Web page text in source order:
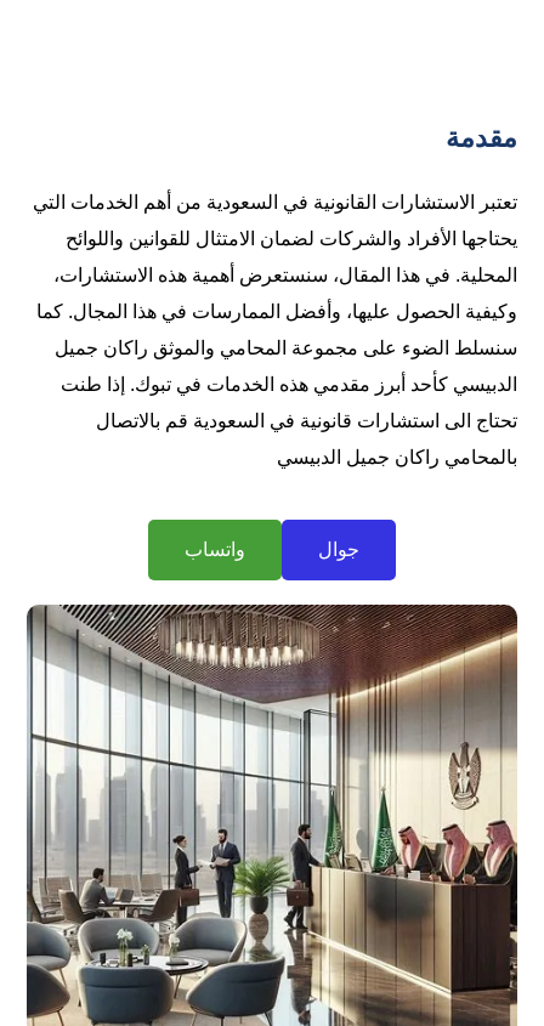
مقدمة
تعتبر الاستشارات القانونية في السعودية من أهم الخدمات التي
يحتاجها الأفراد والشركات لضمان الامتثال للقوانين واللوائح
المحلية. في هذا المقال، سنستعرض أهمية هذه الاستشارات،
وكيفية الحصول عليها، وأفضل الممارسات في هذا المجال. كما
سنسلط الضوء على مجموعة المحامي والموثق راكان جميل
الدبيسي كأحد أبرز مقدمي هذه الخدمات في تبوك. إذا طنت
تحتاج الى استشارات قانونية في السعودية قم بالاتصال
بالمحامي راكان جميل الدبيسي
جوال واتساب